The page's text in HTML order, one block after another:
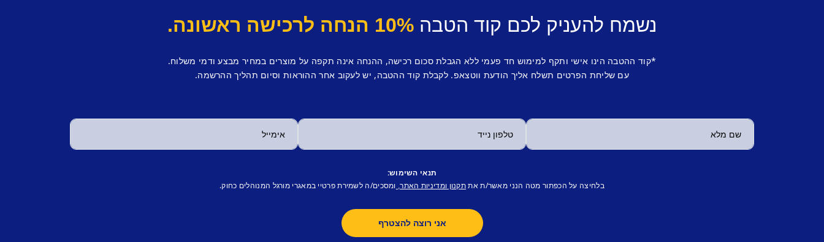
נשמח להעניק לכם קוד הטבה 10% הנחה לרכישה ראשונה.
*קוד ההטבה הינו אישי ותקף למימוש חד פעמי ללא הגבלת סכום רכישה, ההנחה אינה תקפה על מוצרים במחיר מבצע ודמי משלוח.
עם שליחת הפרטים תשלח אליך הודעת ווטצאפ. לקבלת קוד ההטבה, יש לעקוב אחר ההוראות וסיום תהליך ההרשמה.
תנאי השימוש:
בלחיצה על הכפתור מטה הנני מאשר/ת את תקנון ומדיניות האתר, ומסכים/ה לשמירת פרטיי במאגרי מורגל המנוהלים כחוק.